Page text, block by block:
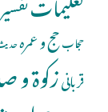
حجابحج و عمرہ
قربانیزکوۃ